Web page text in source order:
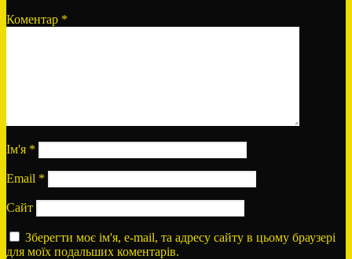
Коментар *
Ім'я *
Email *
Сайт
Зберегти моє ім'я, e-mail, та адресу сайту в цьому браузері
для моїх подальших коментарів.